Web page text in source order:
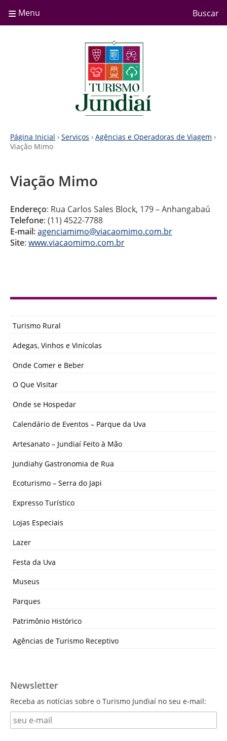
≡ Menu Buscar
Página Inicial › Serviços › Agências e Operadoras de Viagem ›
Viação Mimo
Viação Mimo
Endereço: Rua Carlos Sales Block, 179 – Anhangabaú
Telefone: (11) 4522-7788
E-mail:agenciamimo@viacaomimo.com.br
Site: www.viacaomimo.com.br
Turismo Rural
Adegas, Vinhos e Vinícolas
Onde Comer e Beber
O Que Visitar
Onde se Hospedar
Calendário de Eventos – Parque da Uva
Artesanato – Jundiaí Feito à Mão
Jundiahy Gastronomia de Rua
Ecoturismo – Serra do Japi
Expresso Turístico
Lojas Especiais
Lazer
Festa da Uva
Museus
Parques
Patrimônio Histórico
Agências de Turismo Receptivo
Newsletter
Receba as notícias sobre o Turismo Jundiaí no seu e-mail: